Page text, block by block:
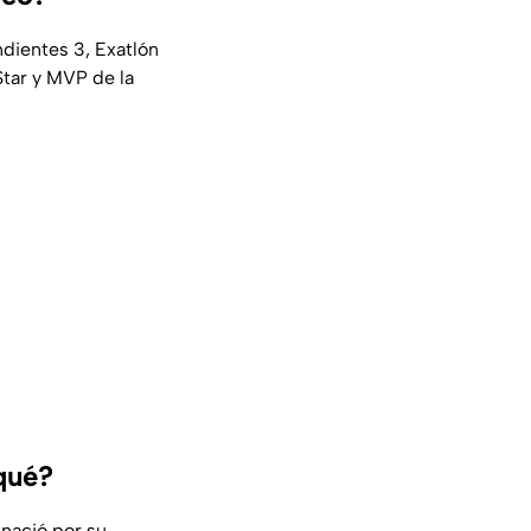
3, Exatlón
y MVP de la